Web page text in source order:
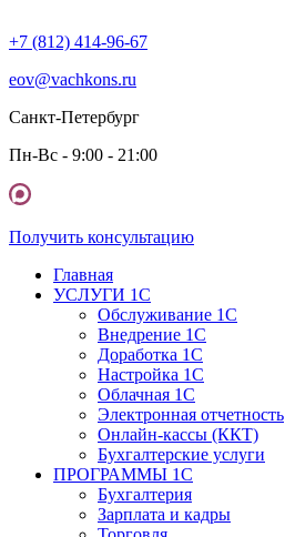
+7 (812) 414-96-67
eov@vachkons.ru
Санкт-Петербург
Пн-Вс - 9:00 - 21:00
Получить консультацию
Главная
УСЛУГИ 1С
Обслуживание 1С
Внедрение 1С
Доработка 1С
Настройка 1С
Облачная 1С
Электронная отчетность
Онлайн-кассы (ККТ)
Бухгалтерские услуги
ПРОГРАММЫ 1С
Бухгалтерия
Зарплата и кадры